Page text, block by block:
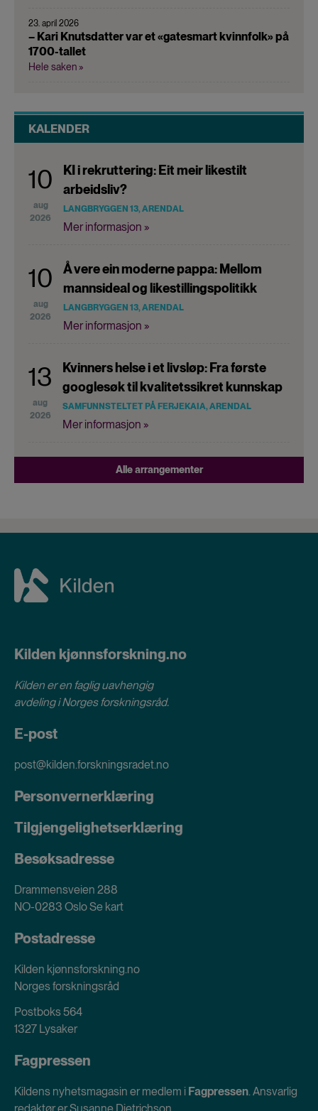
23. april 2026
– Kari Knutsdatter var et «gatesmart kvinnfolk» på
1700-tallet
Hele saken »
KALENDER
10
aug
2026
KI i rekruttering: Eit meir likestilt
arbeidsliv?
LANGBRYGGEN 13, ARENDAL
Mer informasjon »
10
aug
2026
Å vere ein moderne pappa: Mellom
mannsideal og likestillingspolitikk
LANGBRYGGEN 13, ARENDAL
Mer informasjon »
13
aug
2026
Kvinners helse i et livsløp: Fra første
googlesøk til kvalitetssikret kunnskap
SAMFUNNSTELTET PÅ FERJEKAIA, ARENDAL
Mer informasjon »
Alle arrangementer
Kilden kjønnsforskning.no
Kilden er en faglig uavhengig
avdeling iNorges forskningsråd.
E-post
post@kilden.forskningsradet.no
Personvernerklæring
Tilgjengelighetserklæring
Besøksadresse
Drammensveien 288
NO-0283 OsloSe kart
Postadresse
Kilden kjønnsforskning.no
Norges forskningsråd
Postboks 564
1327 Lysaker
Fagpressen
Kildens nyhetsmagasin er medlem i Fagpressen. Ansvarlig
redaktør er Susanne Dietrichson.